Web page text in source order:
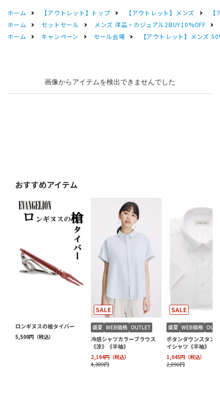
ホーム 【アウトレット】トップ 【アウトレット】メンズ
ホーム
セットセール
メンズ 洋品・カジュアル2BUY10%OFF
ホーム
キャンペーン セール会場 【アウトレット】メンズ